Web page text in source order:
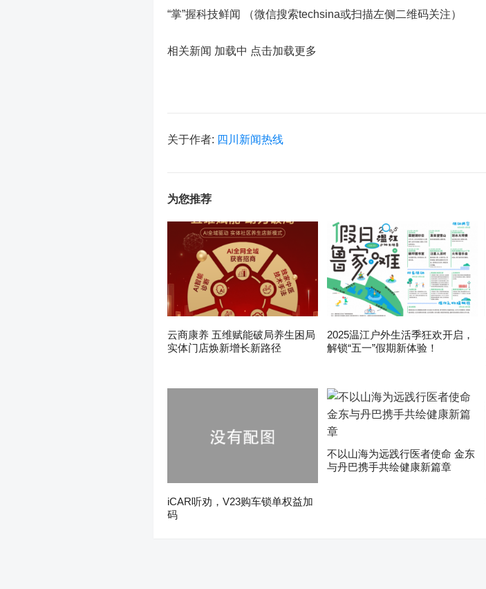
“掌”握科技鲜闻 （微信搜索techsina或扫描左侧二维码关注）
相关新闻 加载中 点击加载更多
关于作者: 四川新闻热线
为您推荐
云商康养 五维赋能破局养生困局
实体门店焕新增长新路径
2025温江户外生活季狂欢开启，
解锁“五一”假期新体验！
iCAR听劝，V23购车锁单权益加
码
不以山海为远践行医者使命 金东
与丹巴携手共绘健康新篇章